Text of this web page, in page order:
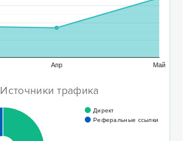
Апр Май
Источники трафика
Директ
Реферальные ссылки